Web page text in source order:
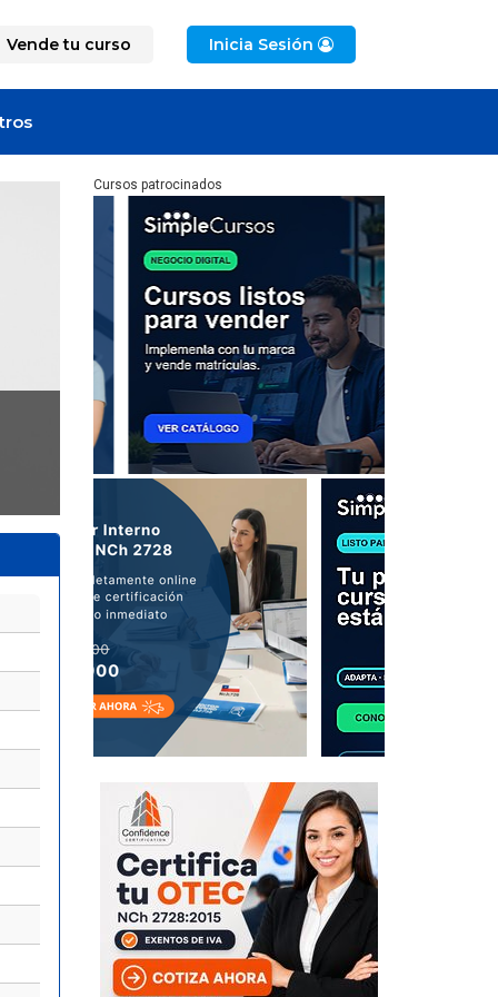
Vende tu curso Inicia Sesión
Cursos patrocinados